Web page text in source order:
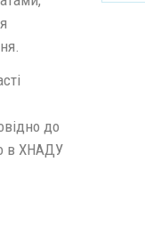
до
в ХНАДУ